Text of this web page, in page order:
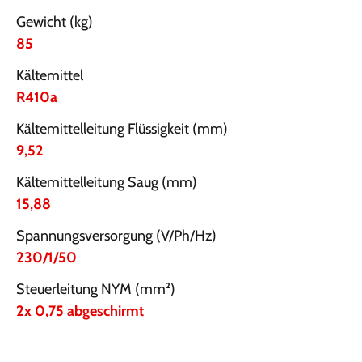
Gewicht (kg)
85
Kältemittel
R410a
Kältemittelleitung Flüssigkeit (mm)
9,52
Kältemittelleitung Saug (mm)
15,88
Spannungsversorgung (V/Ph/Hz)
230/1/50
Steuerleitung NYM (mm²)
2x 0,75 abgeschirmt